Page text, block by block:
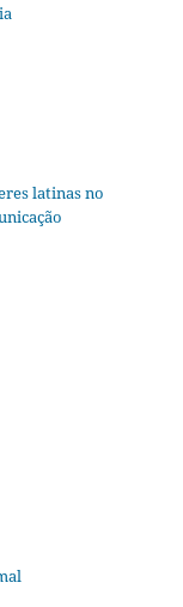
latinas no